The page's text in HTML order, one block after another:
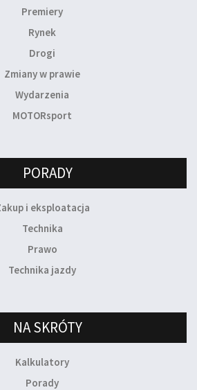
Premiery
Rynek
Drogi
Zmiany w prawie
Wydarzenia
MOTORsport
PORADY
i eksploatacja
Technika
Prawo
Technika jazdy
NA SKRÓTY
Kalkulatory
Porady